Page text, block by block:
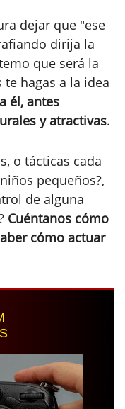
dejar que "ese
dirija la
que será la
hagas a la idea
él, antes
y atractivas.
o tácticas cada
pequeños?,
de alguna
Cuéntanos cómo
cómo actuar